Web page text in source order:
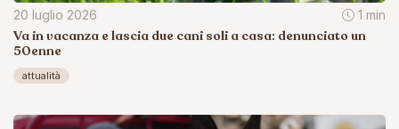
20 luglio 2026 1 min
Va in vacanza e lascia due cani soli a casa: denunciato un
50enne
attualità